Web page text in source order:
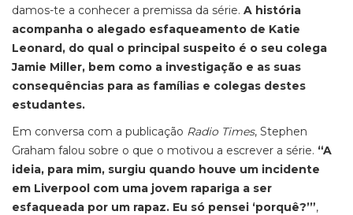
damos-te a conhecer a premissa da série. A história
acompanha o alegado esfaqueamento de Katie
Leonard, do qual o principal suspeito é o seu colega
Jamie Miller, bem como a investigação e as suas
consequências para as famílias e colegas destes
estudantes.
Em conversa com a publicação Radio Times, Stephen
Graham falou sobre o que o motivou a escrever a série. “A
ideia, para mim, surgiu quando houve um incidente
em Liverpool com uma jovem rapariga a ser
esfaqueada por um rapaz. Eu só pensei ‘porquê?’”,